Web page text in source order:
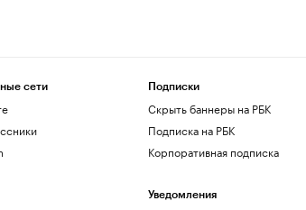
сети Подписки
Скрыть баннеры на РБК
Подписка на РБК
Корпоративная подписка
Уведомления